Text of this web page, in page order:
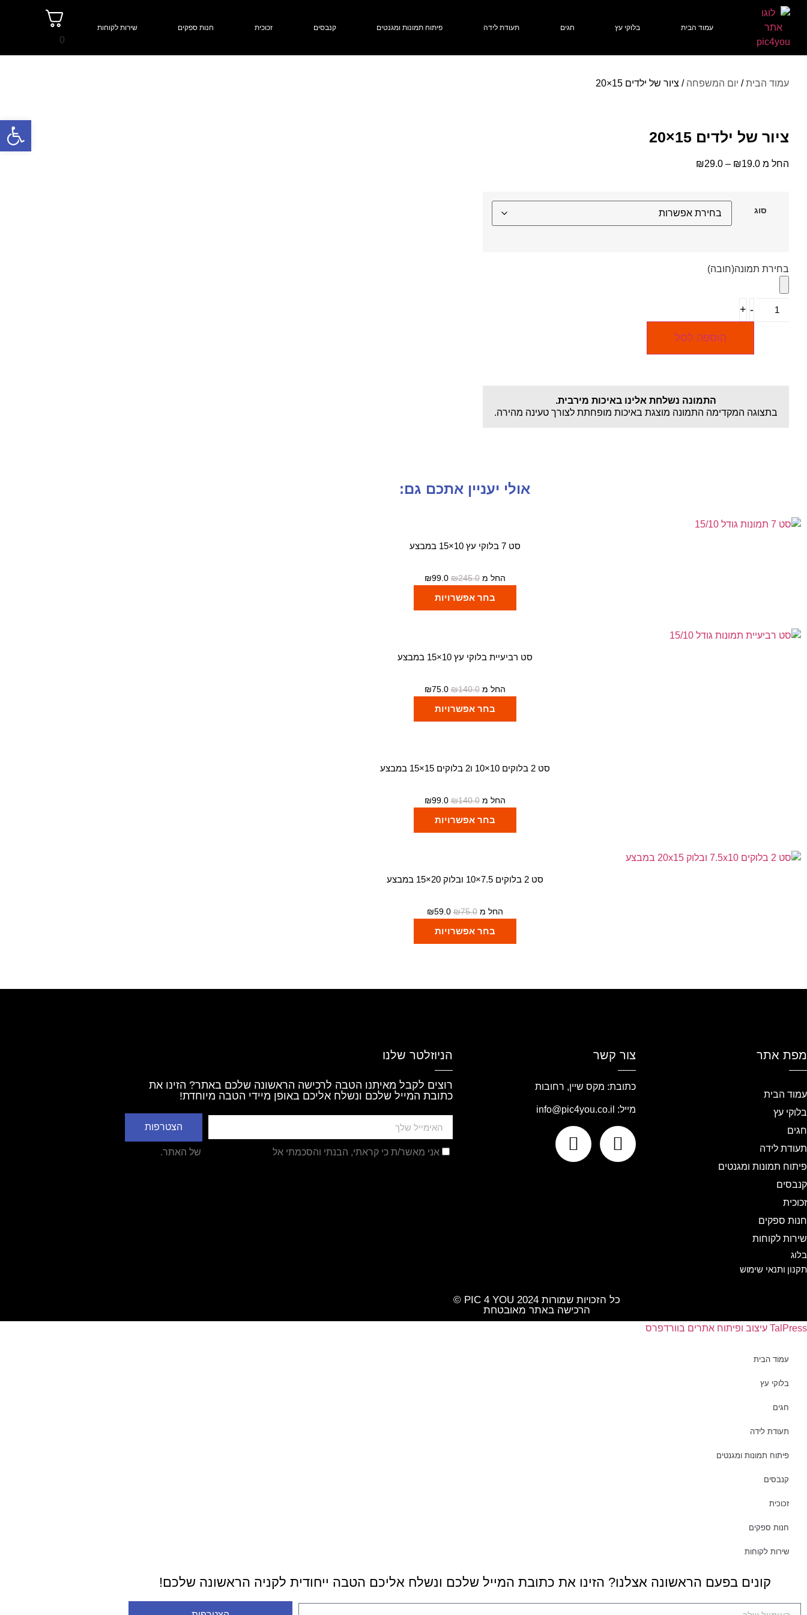
עמוד הבית בלוקי עץ חגים תעודת לידה פיתוח תמונות ומגנטים קנבסים זכוכית חנות ספקים שירות לקוחות
0
עמוד הבית/ יום המשפחה / ציור של ילדים 15×20
ציור של ילדים 15×20
החל מ ₪19.0
–
₪29.0
סוג
בחירת תמונה(חובה)
-
+
הוספה לסל
התמונה נשלחת אלינו באיכות מירבית.
בתצוגה המקדימה התמונה מוצגת באיכות מופחתת לצורך טעינה מהירה.
אולי יעניין אתכם גם:
סט 7 בלוקי עץ 10×15 במבצע
החל מ ₪245.0
₪99.0
בחר אפשרויות
סט רביעיית בלוקי עץ 10×15 במבצע
החל מ ₪140.0
₪75.0
בחר אפשרויות
סט 2 בלוקים 10×10 ו2 בלוקים 15×15 במבצע
החל מ ₪140.0
₪99.0
בחר אפשרויות
סט 2 בלוקים 7.5×10 ובלוק 20×15 במבצע
החל מ ₪75.0
₪59.0
בחר אפשרויות
מפת אתר
עמוד הבית
בלוקי עץ
חגים
תעודת לידה
פיתוח תמונות ומגנטים
קנבסים
זכוכית
חנות ספקים
שירות לקוחות
בלוג
תקנון ותנאי שימוש
צור קשר
כתובת: מקס שיין, רחובות
מייל: info@pic4you.co.il
הניוזלטר שלנו
רוצים לקבל מאיתנו הטבה לרכישה הראשונה שלכם באתר? הזינו את
כתובת המייל שלכם ונשלח אליכם באופן מיידי הטבה מיוחדת!
הצטרפות
אני מאשר/ת כי קראתי, הבנתי והסכמתי אל של האתר.
כל הזכויות שמורות PIC 4 YOU 2024 ©️
הרכישה באתר מאובטחת
TalPress עיצוב ופיתוח אתרים בוורדפרס
עמוד הבית
בלוקי עץ
חגים
תעודת לידה
פיתוח תמונות ומגנטים
קנבסים
זכוכית
חנות ספקים
שירות לקוחות
קונים בפעם הראשונה אצלנו? הזינו את כתובת המייל שלכם ונשלח אליכם הטבה ייחודית לקניה הראשונה שלכם!
פתח